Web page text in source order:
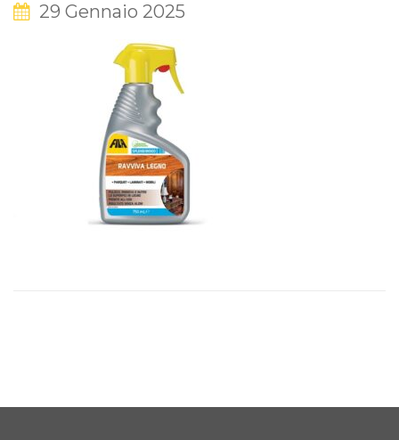
29 Gennaio 2025